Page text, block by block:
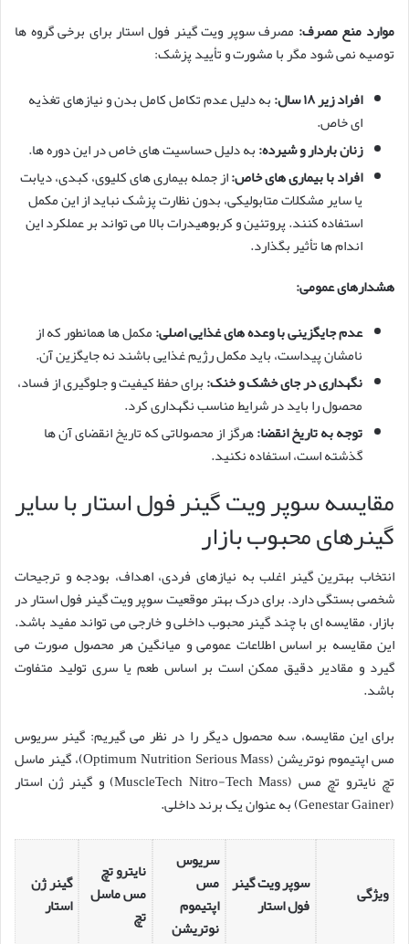
موارد منع مصرف: مصرف سوپر ویت گینر فول استار برای برخی گروه ها
توصیه نمی شود مگر با مشورت و تأیید پزشک:
افراد زیر ۱۸ سال:
به دلیل عدم تکامل کامل بدن و نیازهای تغذیه
ای خاص.
زنان باردار و شیرده:به دلیل حساسیت های خاص در این دوره ها.
افراد با بیماری های خاص:از جمله بیماری های کلیوی، کبدی، دیابت
یا سایر مشکلات متابولیکی، بدون نظارت پزشک نباید از این مکمل
استفاده کنند. پروتئین و کربوهیدرات بالا می تواند بر عملکرد این
اندام ها تأثیر بگذارد.
هشدارهای عمومی:
عدم جایگزینی با وعده های غذایی اصلی:مکمل ها همانطور که از
نامشان پیداست، باید مکمل رژیم غذایی باشند نه جایگزین آن.
نگهداری در جای خشک و خنک:برای حفظ کیفیت و جلوگیری از فساد،
محصول را باید در شرایط مناسب نگهداری کرد.
توجه به تاریخ انقضا:هرگز از محصولاتی که تاریخ انقضای آن ها
گذشته است، استفاده نکنید.
مقایسه سوپر ویت گینر فول استار با سایر
گینرهای محبوب بازار
انتخاب بهترین گینر اغلب به نیازهای فردی، اهداف، بودجه و ترجیحات
شخصی بستگی دارد. برای درک بهتر موقعیت سوپر ویت گینر فول استار در
بازار، مقایسه ای با چند گینر محبوب داخلی و خارجی می تواند مفید باشد.
این مقایسه بر اساس اطلاعات عمومی و میانگین هر محصول صورت می
گیرد و مقادیر دقیق ممکن است بر اساس طعم یا سری تولید متفاوت
باشد.
برای این مقایسه، سه محصول دیگر را در نظر می گیریم: گینر سریوس
مس اپتیموم نوتریشن (Optimum Nutrition Serious Mass)، گینر ماسل
تچ نایترو تچ مس (MuscleTech Nitro-Tech Mass) و گینر ژن استار
(Genestar Gainer) به عنوان یک برند داخلی.
ویژگی
سوپر ویت گینر
فول استار
سریوس
مس
اپتیموم
نوتریشن
نایترو تچ
مس ماسل
تچ
گینر ژن
استار